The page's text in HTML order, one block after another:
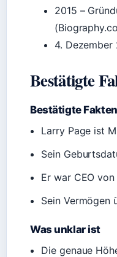
2015 –
4. Dezember
Bestätigte
Bestätigte Fakten
Larry Page ist
Sein
Er war CEO
Sein
Was unklar ist
Die genaue